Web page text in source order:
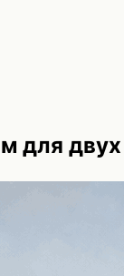
для